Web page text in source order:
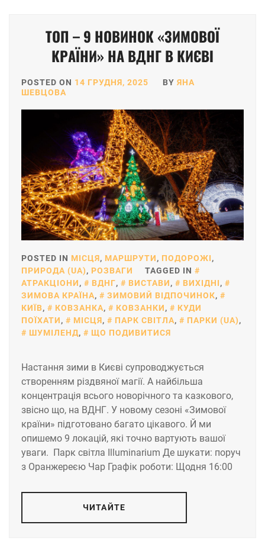
ТОП – 9 НОВИНОК «ЗИМОВОЇ
КРАЇНИ» НА ВДНГ В КИЄВІ
POSTED ON 14 ГРУДНЯ, 2025 BY ЯНА
ШЕВЦОВА
POSTED IN МІСЦЯ, МАРШРУТИ, ПОДОРОЖІ,
ПРИРОДА (UA), РОЗВАГИ
TAGGED IN
АТРАКЦІОНИ, ВДНГ, ВИСТАВИ, ВИХІДНІ,
ЗИМОВА КРАЇНА, ЗИМОВИЙ ВІДПОЧИНОК,
КИЇВ, КОВЗАНКА, КОВЗАНКИ,
КУДИ
ПОЇХАТИ, МІСЦЯ, ПАРК СВІТЛА, ПАРКИ (UA),
ШУМІЛЕНД, ЩО ПОДИВИТИСЯ
Настання зими в Києві супроводжується
створенням різдвяної магії. А найбільша
концентрація всього новорічного та казкового,
звісно що, на ВДНГ. У новому сезоні «Зимової
країни» підготовано багато цікавого. Й ми
опишемо 9 локацій, які точно вартують вашої
уваги. Парк світла Illuminarium Де шукати: поруч
з Оранжереєю Чар Графік роботи: Щодня 16:00
ЧИТАЙТЕ